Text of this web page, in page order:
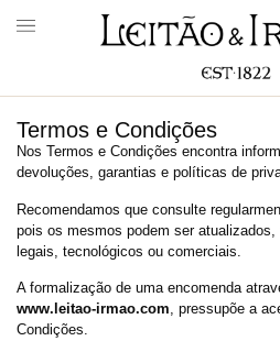
Termos e Condições
Nos Termos e Condições encontra
devoluções, garantias e políticas de
Recomendamos que consulte
pois os mesmos podem ser
legais, tecnológicos ou comerciais.
A formalização de uma encomenda
www.leitao-irmao.com, pressupõe a
Condições.